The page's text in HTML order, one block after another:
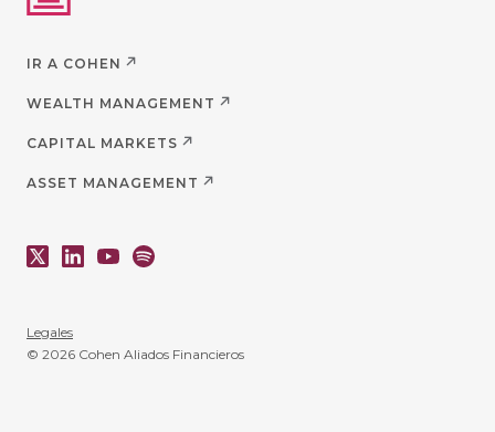
IR A COHEN
WEALTH MANAGEMENT
CAPITAL MARKETS
ASSET MANAGEMENT
Legales
© 2026 Cohen Aliados Financieros